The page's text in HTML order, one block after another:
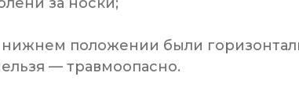
нижнем положении были
— травмоопасно.